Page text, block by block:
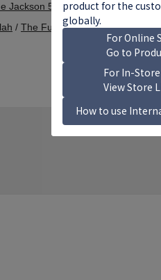
Jackson 5 New Kids On The
/ The Fugees/Missy Elliott/